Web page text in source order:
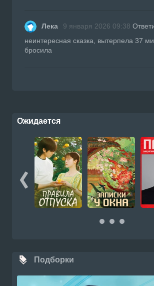
Лека 9 января 2026 09:38
неинтересная сказка, вытерпела 37
бросила
Ожидается
Подборки